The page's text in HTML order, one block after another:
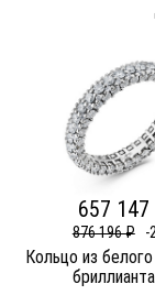
657
876 196 ₽ -
Кольцо из